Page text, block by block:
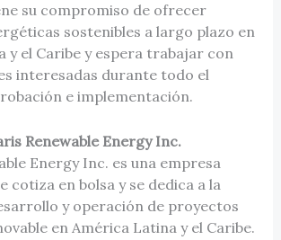
su compromiso de ofrecer
sostenibles a largo plazo en
y el Caribe y espera trabajar con
interesadas durante todo el
e implementación.
Renewable Energy Inc.
Energy Inc. es una empresa
cotiza en bolsa y se dedica a la
y operación de proyectos
en América Latina y el Caribe.